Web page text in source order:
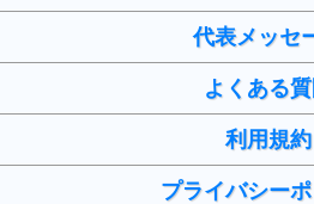
代表メッセ
よくある
利用規約
プライバシー